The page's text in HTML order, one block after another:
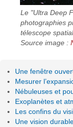
Le "Ultra Deep
photographies
télescope
Source image :
Une fenêtre
Mesurer
Nébuleuses et
Exoplanètes et
Les confins du
Une vision